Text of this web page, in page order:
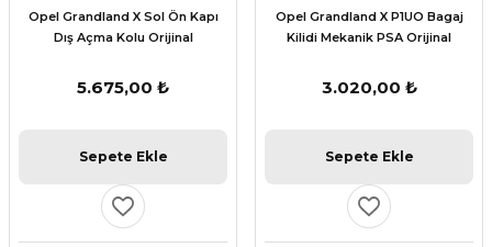
Opel Grandland X Sol Ön Kapı
Dış Açma Kolu Orijinal
5.675,00 ₺
Sepete Ekle
Opel Grandland X P1UO Bagaj
Kilidi Mekanik PSA Orijinal
3.020,00 ₺
Sepete Ekle